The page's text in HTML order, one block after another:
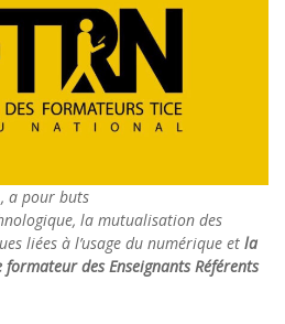
a pour buts
la mutualisation des
liées à l’usage du numérique et la
des Enseignants Référents